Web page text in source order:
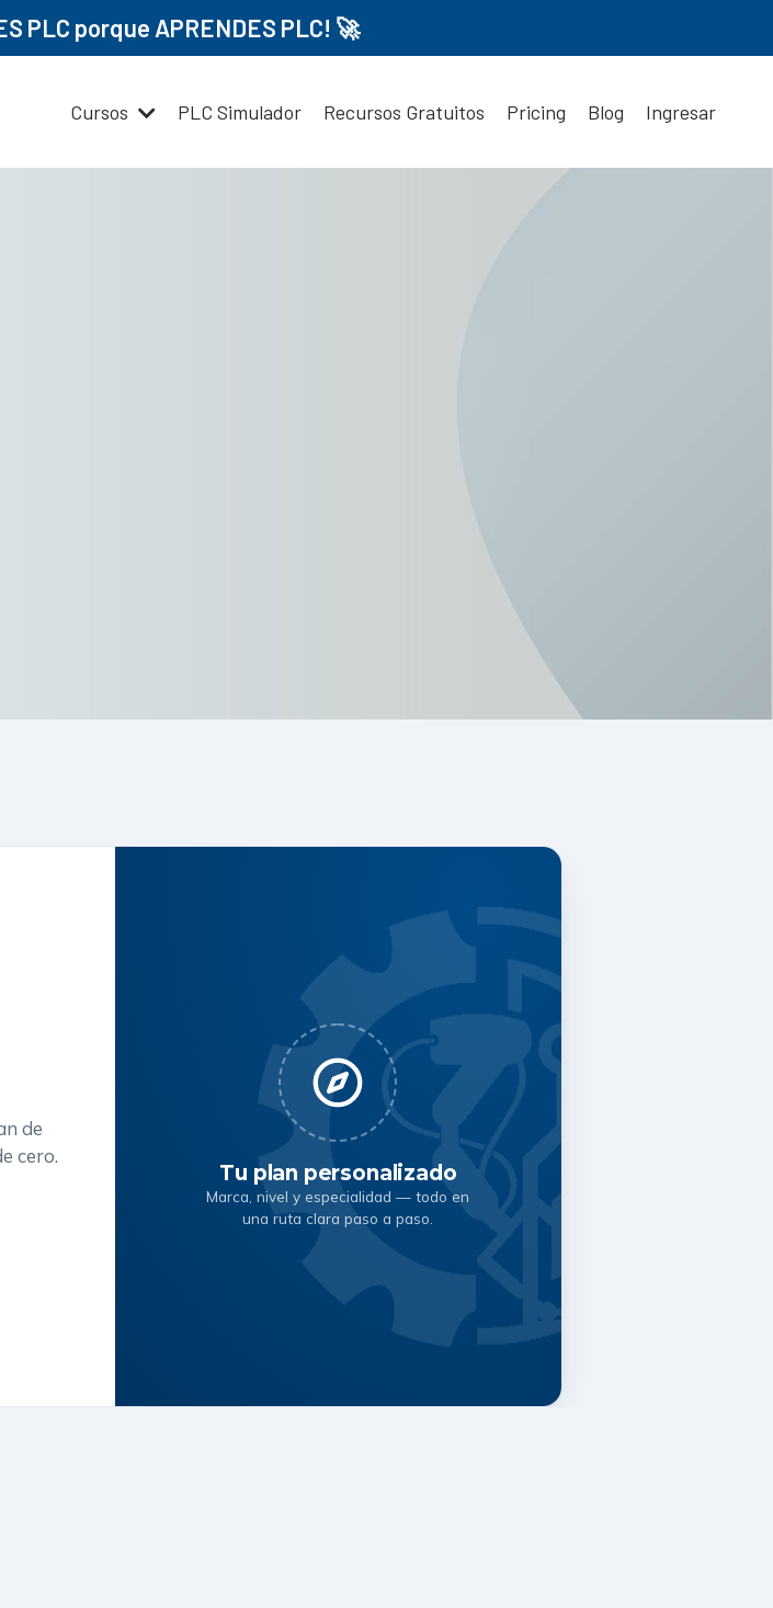
PLC porque APRENDES PLC! 🚀
Cursos PLC Simulador Recursos Gratuitos Pricing Blog Ingresar
de
cero.
Tu plan personalizado
Marca, nivel y especialidad — todo en
una ruta clara paso a paso.